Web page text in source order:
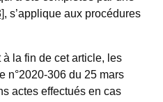
, s’applique aux procédures
la fin de cet article, les
n°2020-306 du 25 mars
actes effectués en cas